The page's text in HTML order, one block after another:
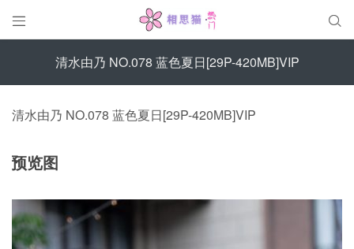
 
清水由乃 NO.078 蓝色夏日[29P-420MB]VIP
清水由乃 NO.078 蓝色夏日[29P-420MB]VIP
预览图